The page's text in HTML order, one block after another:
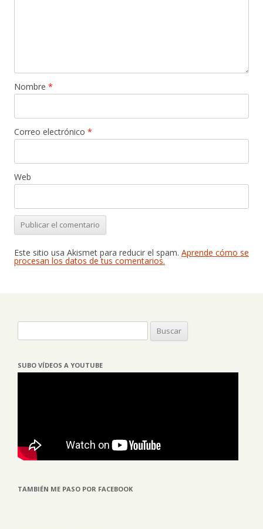
Nombre *
Correo electrónico *
Web
Este sitio usa Akismet para reducir el spam. Aprende cómo se
procesan los datos de tus comentarios.
SUBO VÍDEOS A YOUTUBE
TAMBIÉN ME PASO POR FACEBOOK